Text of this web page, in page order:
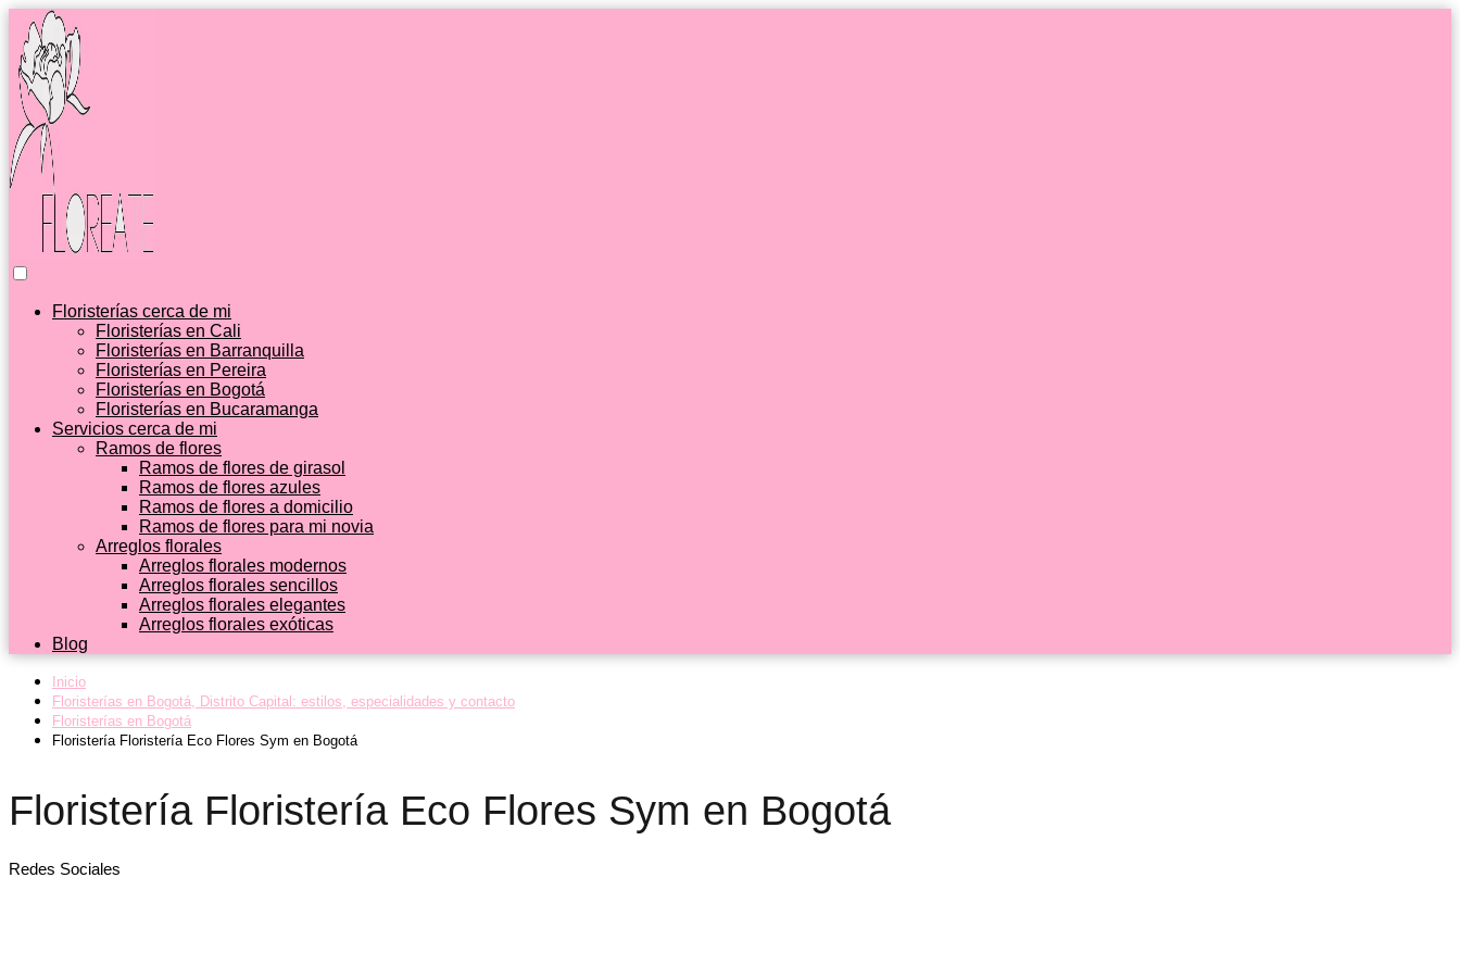
Floristerías cerca de mi
Floristerías en Cali
Floristerías en Barranquilla
Floristerías en Pereira
Floristerías en Bogotá
Floristerías en Bucaramanga
Servicios cerca de mi
Ramos de flores
Ramos de flores de girasol
Ramos de flores azules
Ramos de flores a domicilio
Ramos de flores para mi novia
Arreglos florales
Arreglos florales modernos
Arreglos florales sencillos
Arreglos florales elegantes
Arreglos florales exóticas
Blog
Inicio
Floristerías en Bogotá, Distrito Capital: estilos, especialidades y contacto
Floristerías en Bogotá
Floristería Floristería Eco Flores Sym en Bogotá
Floristería Floristería Eco Flores Sym en Bogotá
Redes Sociales